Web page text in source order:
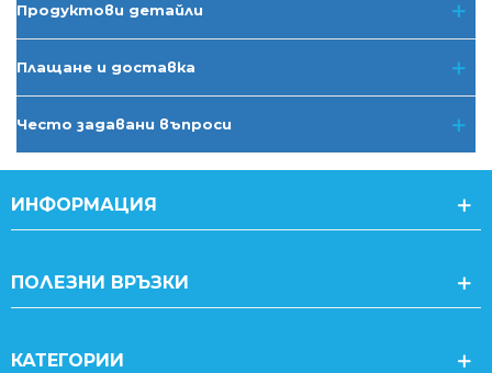
Продуктови детайли
Плащане и доставка
Често задавани въпроси
ИНФОРМАЦИЯ
ПОЛЕЗНИ ВРЪЗКИ
КАТЕГОРИИ